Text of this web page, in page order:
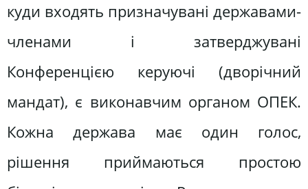
куди входять призначувані державами-
членами і затверджувані
Конференцією керуючі (дворічний
мандат), є виконавчим органом ОПЕК.
Кожна держава має один голос,
рішення приймаються простою